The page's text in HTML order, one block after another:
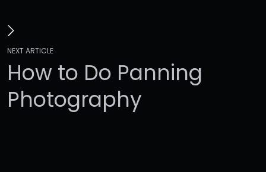
NEXTARTICLE
How to Do Panning
Photography